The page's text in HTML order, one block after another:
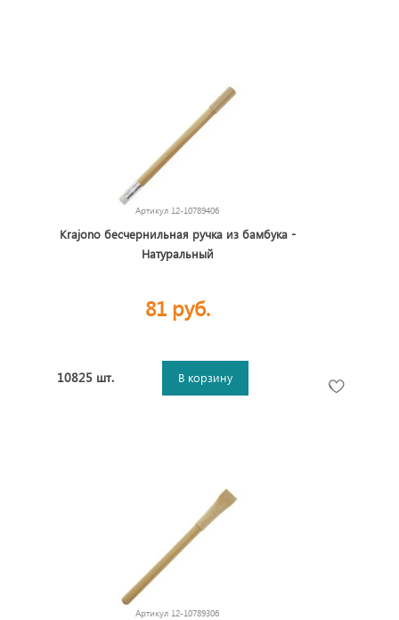
Артикул 12-10789406
Krajono бесчернильная ручка из бамбука -
Натуральный
81 руб.
10825 шт. В корзину
Артикул 12-10789306